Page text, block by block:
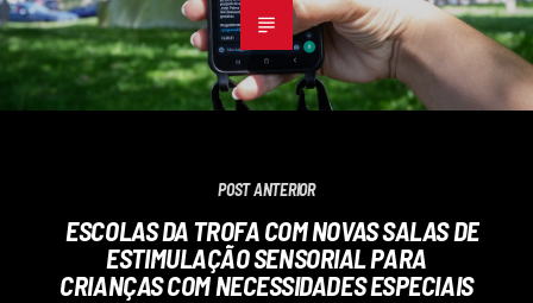
POST ANTERIOR
ESCOLAS DA TROFA COM NOVAS SALAS DE
ESTIMULAÇÃO SENSORIAL PARA
CRIANÇAS COM NECESSIDADES ESPECIAIS